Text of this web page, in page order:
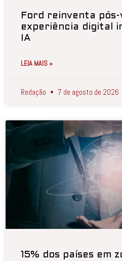
Ford reinventa pós-
experiência digital
IA
LEIA MAIS »
Redação 7 de agosto de 2026
15% dos países em